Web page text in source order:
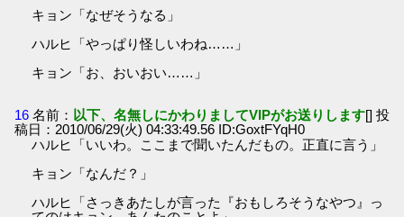
キョン「なぜそうなる」
ハルヒ「やっぱり怪しいわね……」
キョン「お、おいおい……」
16 名前： 以下、名無しにかわりましてVIPがお送りします[] 投
稿日：2010/06/29(火) 04:33:49.56 ID:GoxtFYqH0
ハルヒ「いいわ。ここまで聞いたんだもの。正直に言う」
キョン「なんだ？」
ハルヒ「さっきあたしが言った『おもしろそうなやつ』っ